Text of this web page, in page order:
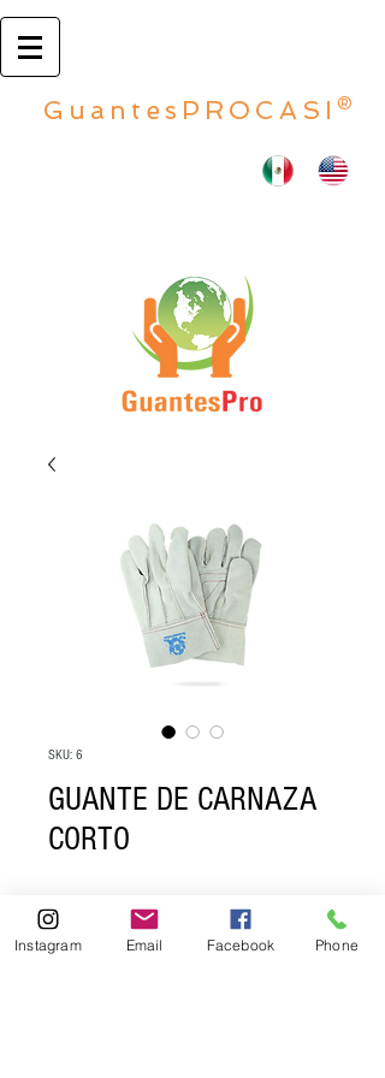
GuantesPROCASI®
SKU: 6
GUANTE DE CARNAZA
CORTO
Si esta interesado en comprar con
nosotros favor de mandar un correo a:
Instagram Email Facebook Phone